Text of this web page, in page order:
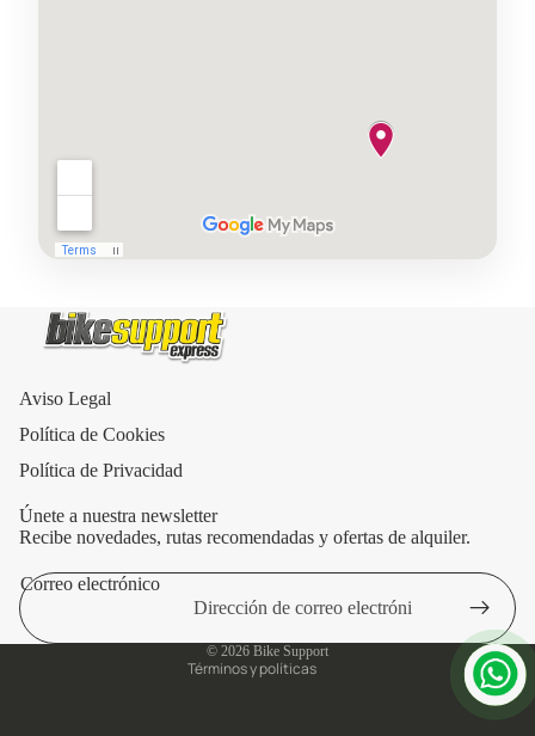
Aviso Legal
Política de Cookies
Política de Privacidad
Únete a nuestra newsletter
Recibe novedades, rutas recomendadas y ofertas de alquiler.
Correo electrónico
© 2026 Bike Support
Términos y políticas
Política de privacidad